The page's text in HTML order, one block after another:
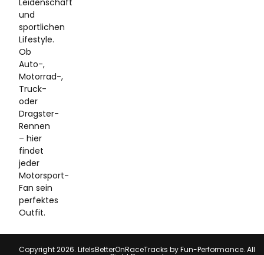
Leidenschaft
und
sportlichen
Lifestyle.
Ob
Auto-,
Motorrad-,
Truck-
oder
Dragster-
Rennen
– hier
findet
jeder
Motorsport-
Fan sein
perfektes
Outfit.
Copyright 2026. LifeIsBetterOnRaceTracks by Fun-Performance. All